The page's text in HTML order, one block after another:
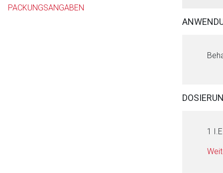
PACKUNGSANGABEN
1